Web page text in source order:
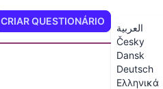
CRIAR QUESTIONÁRIO
العربية
Česky
Dansk
Deutsch
Ελληνικά